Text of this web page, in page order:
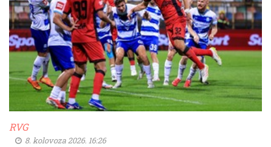
RVG
8. kolovoza 2026. 16:26